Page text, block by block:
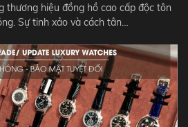
thương hiệu đồng hồ cao cấp độc tôn
Sự tinh xảo và cách tân…